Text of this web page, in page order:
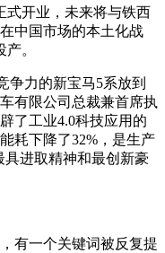
式开业，未来将与铁西
中国市场的本土化战
。
争力的新宝马5系放到
有限公司总裁兼首席执
了工业4.0科技应用的
耗下降了32%，是生产
进取精神和最创新豪
有一个关键词被反复提